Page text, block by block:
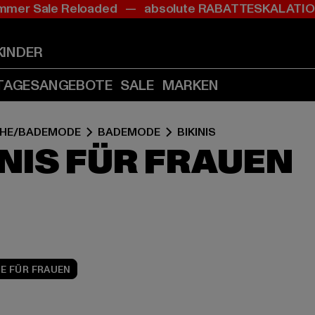
Zum
(Enter
drücken)
Zum
(Enter
drücken)
Sale Reloaded — absolute
SALE MARKEN
BADEMODE BADEMODE BIKINIS
FÜR FRAUEN
FÜR FRAUEN
Zum
(Enter
drücken)